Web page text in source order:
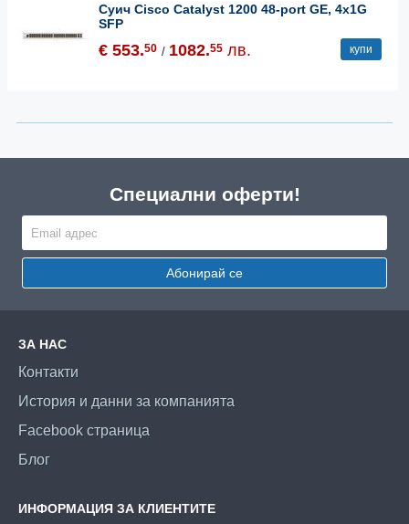
Суич Cisco Catalyst 1200 48-port GE, 4x1G
SFP
€ 553.50 / 1082.55 лв. купи
Специални оферти!
Абонирай се
ЗА НАС
Контакти
История и данни за компанията
Facebook страница
Блог
ИНФОРМАЦИЯ ЗА КЛИЕНТИТЕ